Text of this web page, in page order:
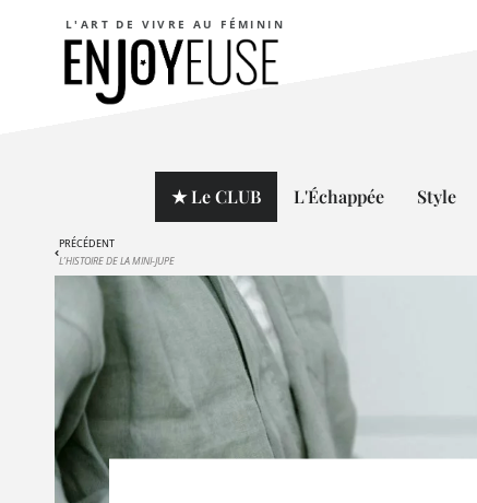
L'ART DE VIVRE AU FÉMININ
★ Le CLUB L'Échappée Style
PRÉCÉDENT
L’HISTOIRE DE LA MINI-JUPE